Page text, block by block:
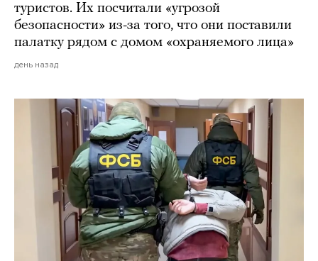
туристов. Их посчитали «угрозой
безопасности» из-за того, что они поставили
палатку рядом с домом «охраняемого лица»
день назад